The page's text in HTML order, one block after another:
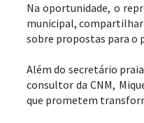
Na oportunidade, o
municipal, compartilhar
sobre propostas para o
Além do secretário
consultor da CNM,
que prometem